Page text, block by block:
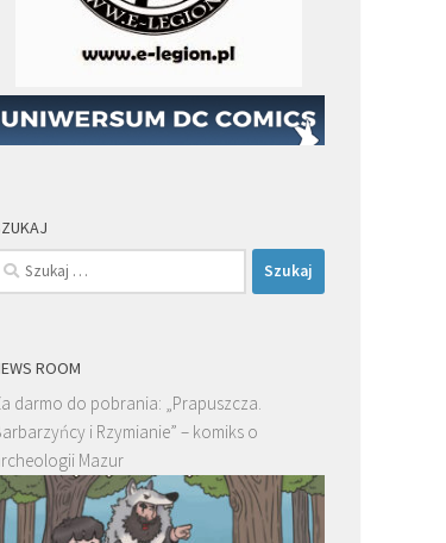
Szukaj:
ROOM
darmo do pobrania: „Prapuszcza.
i Rzymianie” – komiks o
Mazur